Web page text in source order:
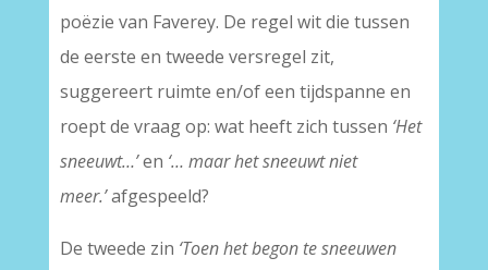
poëzie van Faverey. De regel wit die tussen
de eerste en tweede versregel zit,
suggereert ruimte en/of een tijdspanne en
roept de vraag op: wat heeft zich tussen ‘Het
sneeuwt…’en ‘… maar het sneeuwt niet
meer.’afgespeeld?
De tweede zin ‘Toen het begon te sneeuwen